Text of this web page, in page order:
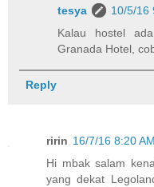
tesya
10/5/16
Kalau hostel
Granada Hotel,
Reply
ririn 16/7/16 8:20 AM
Hi mbak salam
yang dekat